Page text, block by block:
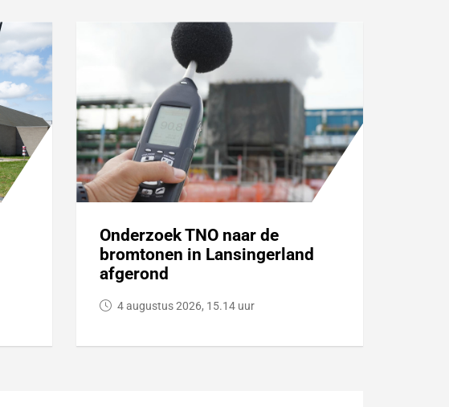
Onderzoek TNO naar de
bromtonen in Lansingerland
afgerond
4 augustus 2026, 15.14 uur